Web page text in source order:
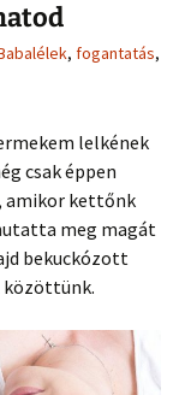
, fogantatás,
lelkének
csak éppen
amikor kettőnk
meg magát
bekuckózott
közöttünk.